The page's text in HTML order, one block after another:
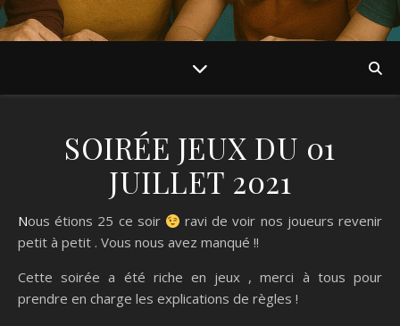
SOIRÉE JEUX DU 01
JUILLET 2021
Nous étions 25 ce soir
ravi de voir nos joueurs revenir
petit à petit . Vous nous avez manqué !!
Cette soirée a été riche en jeux , merci à tous pour
prendre en charge les explications de règles !